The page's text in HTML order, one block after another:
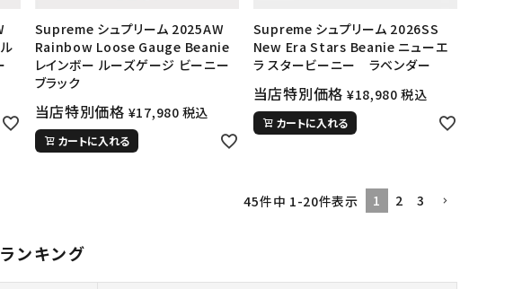
Supreme シュプリーム 2025AW
Rainbow Loose Gauge Beanie
レインボー ルーズゲージ ビーニー
ブラック
当店特別価格 ¥17,980 税込
カートに入れる
Supreme シュプリーム 2026SS
New Era Stars Beanie ニューエ
ラ スタービーニー ラベンダー
当店特別価格 ¥18,980 税込
カートに入れる
45件中 1-20件表示 1 2 3
ンキング